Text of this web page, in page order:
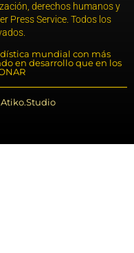
derechos humanos y
Press Service. Todos los
mundial con más
en desarrollo que en los